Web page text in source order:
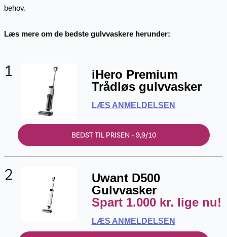
behov.
Læs mere om de bedste gulvvaskere herunder:
1
iHero Premium
Trådløs gulvvasker
LÆS ANMELDELSEN
BEDST TIL PRISEN - 9,9/10
2
Uwant D500
Gulvvasker
Spart 1.000 kr. lige nu!
LÆS ANMELDELSEN